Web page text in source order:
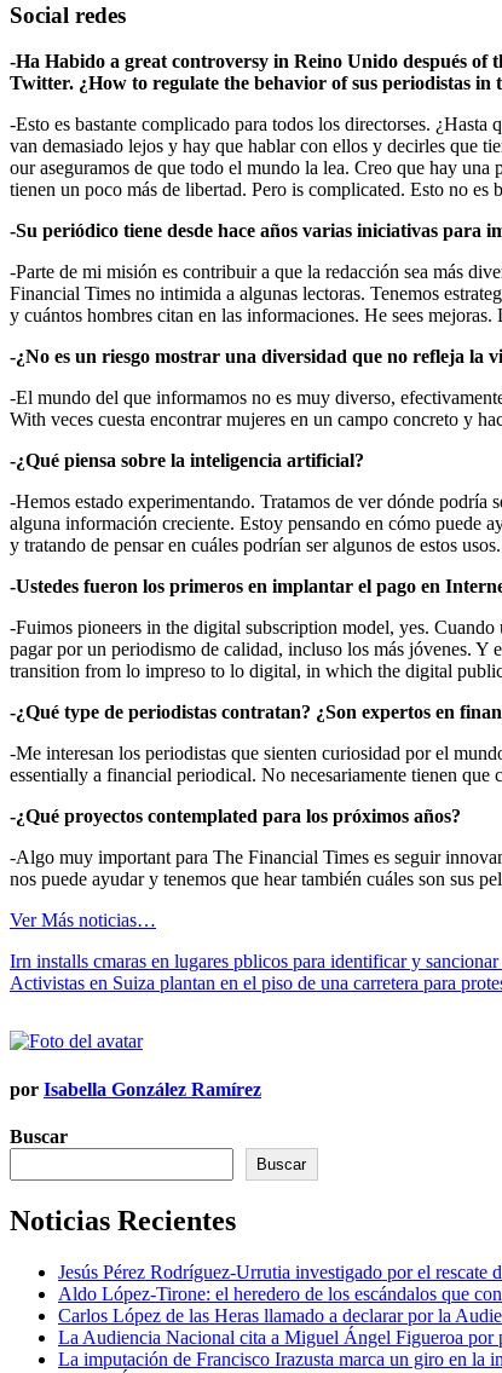
Social redes
-Ha Habido a great controversy in Reino Unido después
Twitter. ¿How to regulate the behavior of sus periodistas in
-Esto es bastante complicado para todos los directorses.
van demasiado lejos y hay que hablar con ellos y decirles que
our aseguramos de que todo el mundo la lea. Creo que hay
tienen un poco más de libertad. Pero is complicated. Esto no es
-Su periódico tiene desde hace años varias iniciativas para
-Parte de mi misión es contribuir a que la redacción sea más
Financial Times no intimida a algunas lectoras. Tenemos
y cuántos hombres citan en las informaciones. He sees
-¿No es un riesgo mostrar una diversidad que no refleja la
-El mundo del que informamos no es muy diverso,
With veces cuesta encontrar mujeres en un campo concreto y
-¿Qué piensa sobre la inteligencia artificial?
-Hemos estado experimentando. Tratamos de ver dónde podría
alguna información creciente. Estoy pensando en cómo puede
y tratando de pensar en cuáles podrían ser algunos de estos
-Ustedes fueron los primeros en implantar el pago en
-Fuimos pioneers in the digital subscription model, yes. Cuando
pagar por un periodismo de calidad, incluso los más jóvenes.
transition from lo impreso to lo digital, in which the digital
-¿Qué type de periodistas contratan? ¿Son expertos en
-Me interesan los periodistas que sienten curiosidad por el
essentially a financial periodical. No necesariamente tienen que
-¿Qué proyectos contemplated para los próximos años?
-Algo muy important para The Financial Times es seguir
nos puede ayudar y tenemos que hear también cuáles son sus
Ver Más noticias…
Navegación
de
entradas
Irn installs cmaras en lugares pblicos para identificar y
Activistas en Suiza plantan en el piso de una carretera para
por Isabella González Ramírez
Buscar
Buscar
Noticias Recientes
Jesús Pérez Rodríguez-Urrutia investigado por el rescate
Aldo López-Tirone: el heredero de los escándalos que
Carlos López de las Heras llamado a declarar por la
La Audiencia Nacional cita a Miguel Ángel Figueroa por
La imputación de Francisco Irazusta marca un giro en la